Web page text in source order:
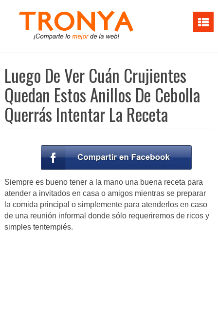
Luego De Ver Cuán Crujientes
Quedan Estos Anillos De Cebolla
Querrás Intentar La Receta
Siempre es bueno tener a la mano una buena receta para
atender a invitados en casa o amigos mientras se preparar
la comida principal o simplemente para atenderlos en caso
de una reunión informal donde sólo requeriremos de ricos y
simples tentempiés.